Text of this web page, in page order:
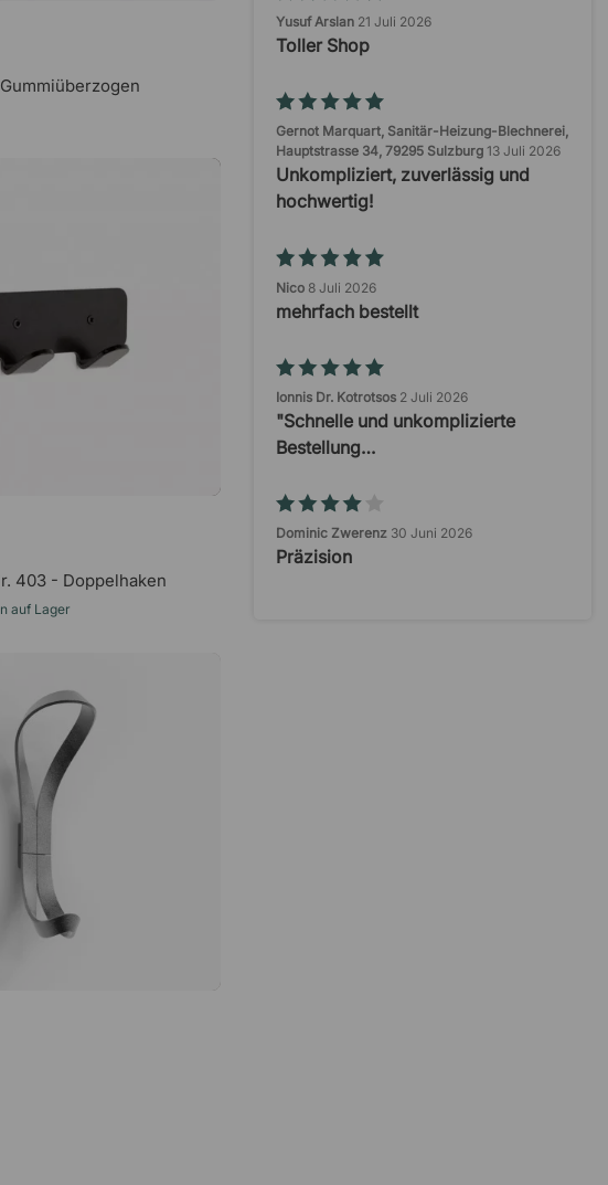
Yusuf Arslan 21 Juli 2026
Toller Shop
Gernot Marquart, Sanitär-Heizung-Blechnerei,
Hauptstrasse 34, 79295 Sulzburg 13 Juli 2026
Unkompliziert, zuverlässig und
hochwertig!
Nico 8 Juli 2026
mehrfach bestellt
Ionnis Dr. Kotrotsos 2 Juli 2026
"Schnelle und unkomplizierte
Bestellung…
Dominic Zwerenz 30 Juni 2026
Präzision
403 - Doppelhaken
auf Lager